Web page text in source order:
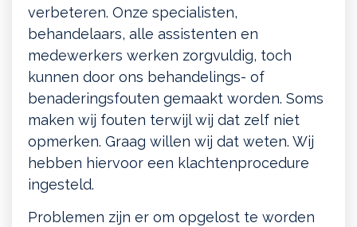
verbeteren. Onze specialisten,
behandelaars, alle assistenten en
medewerkers werken zorgvuldig, toch
kunnen door ons behandelings- of
benaderingsfouten gemaakt worden. Soms
maken wij fouten terwijl wij dat zelf niet
opmerken. Graag willen wij dat weten. Wij
hebben hiervoor een klachtenprocedure
ingesteld.
Problemen zijn er om opgelost te worden